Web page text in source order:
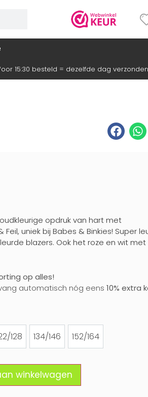
15:30 besteld = dezelfde dag
opdruk van hart met
uniek bij Babes & Binkies! Super
blazers. Ook het roze en wit met
op alles!
automatisch nóg eens 10% extra
128
122/128
134/146
134/146
152/164
152/164
winkelwagen